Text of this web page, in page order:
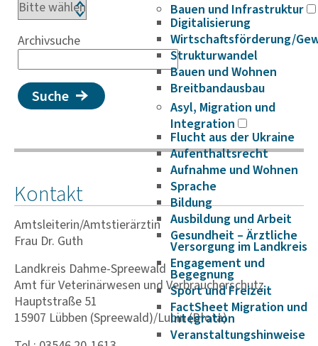
Bauen und Infrastruktur
Digitalisierung
Wirtschaftsförderung/
Strukturwandel
Bauen und Wohnen
Breitbandausbau
Asyl, Migration und
Integration
Flucht aus der Ukraine
Aufenthaltsrecht
Aufnahme und Wohnen
Sprache
Bildung
Ausbildung und Arbeit
Gesundheit – Ärztliche
Versorgung im Landkreis
Engagement und
Begegnung
Sport und Freizeit
FactSheet Migration und
Integration
Veranstaltungshinweise
Archivsuche
Suche
Kontakt
Amtsleiterin/Amtstierärztin
Frau Dr. Guth
Landkreis Dahme-Spreewald
Amt für Vete­ri­nä­r­wesen und Verbrau­cher­schutz
Hauptstraße 51
15907 Lübben (Spreewald)/Lubin (Błota)